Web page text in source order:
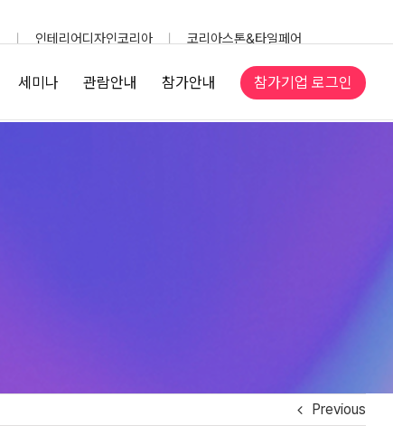
인테리어디자인코리아
코리아스톤&타일페어
세미나 관람안내 참가안내 참가기업 로그인
Previous